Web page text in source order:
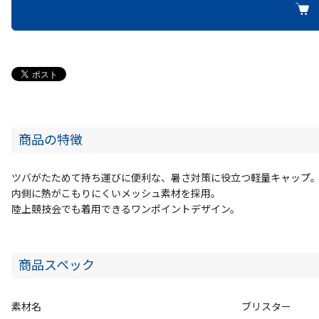
商品の特徴
ツバがたためて持ち運びに便利な、暑さ対策に役立つ軽量キャップ。
内側に熱がこもりにくいメッシュ素材を採用。
陸上競技会でも着用できるワンポイントデザイン。
商品スペック
素材名
ブリスター